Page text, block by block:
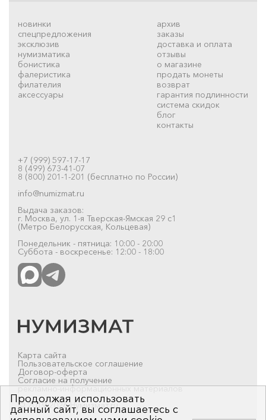
новинки
спецпредложения
эксклюзив
нумизматика
бонистика
фалеристика
филателия
аксессуары
архив
заказы
доставка и оплата
отзывы
о магазине
продать монеты
возврат
гарантия подлинности
система скидок
блог
контакты
+7 (999) 597-17-17
8 (499) 673-41-07
8 (800) 201-1-201 (бесплатно по России)
info@numizmat.ru
Выдача заказов:
г. Москва, ул. 1-я Тверская-Ямская 29 с1
(Метро Белорусская, Кольцевая)
Понедельник - пятница: 10:00 - 20:00
Суббота - воскресенье: 12:00 - 18:00
Карта сайта
Пользовательское соглашение
Договор-оферта
Согласие на получение
рекламно-информационных материалов
© 2019-2026 Нумизмат.ru
Продолжая использовать
данный сайт, вы соглашаетесь с